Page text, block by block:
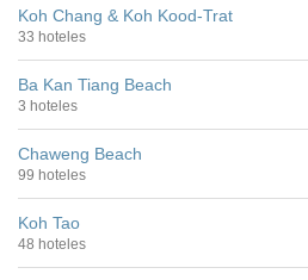
Koh Chang & Koh Kood-Trat
33 hoteles
Ba Kan Tiang Beach
3 hoteles
Chaweng Beach
99 hoteles
Koh Tao
48 hoteles